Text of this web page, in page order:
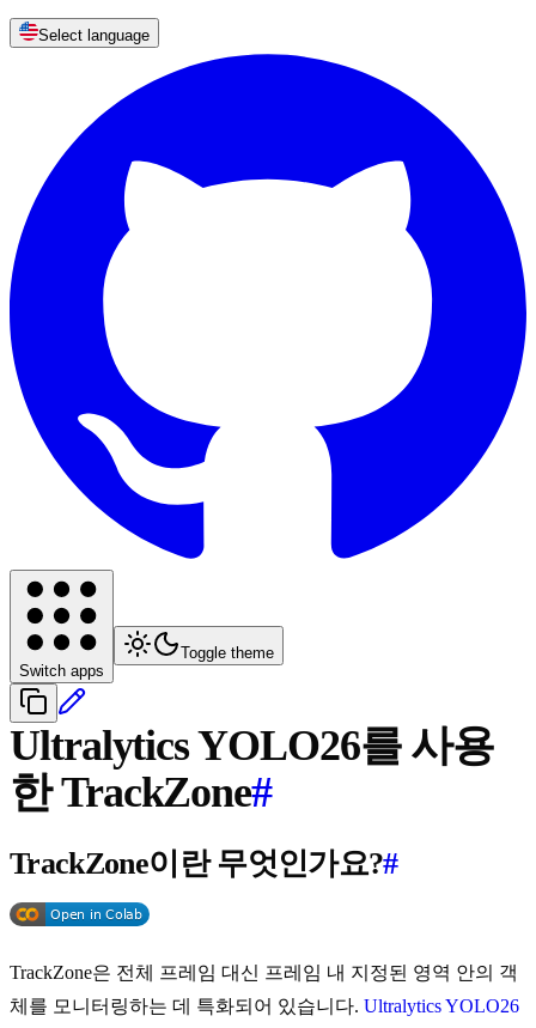
Select language
Switch apps
Toggle theme
Ultralytics YOLO26를 사용
한 TrackZone#
TrackZone이란 무엇인가요?#
TrackZone은 전체 프레임 대신 프레임 내 지정된 영역 안의 객
체를 모니터링하는 데 특화되어 있습니다. Ultralytics YOLO26